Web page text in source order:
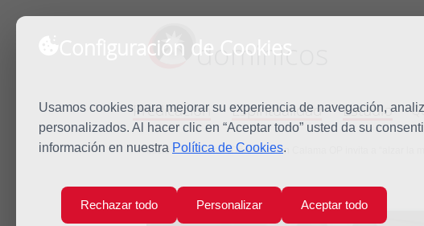
Configuración de Cookies
Usamos cookies para mejorar su experiencia de navegación,
personalizados. Al hacer clic en “Aceptar todo” usted da su
información en nuestra Política de Cookies.
Rechazar todo Personalizar Aceptar todo
dominicos
Predicación Espiritualidad Estudio
Inicio Noticias Dña. Carmen Calama OP invita a “alzar la